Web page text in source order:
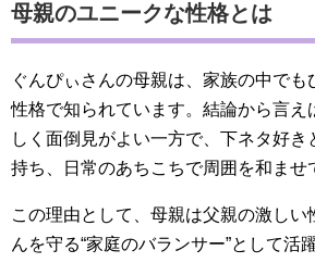
母親のユニークな性格とは
ぐんぴぃさんの母親は、家族の中でも
性格で知られています。結論から言え
しく面倒見がよい一方で、下ネタ好き
持ち、日常のあちこちで周囲を和ませ
この理由として、母親は父親の激しい
んを守る“家庭のバランサー”として活